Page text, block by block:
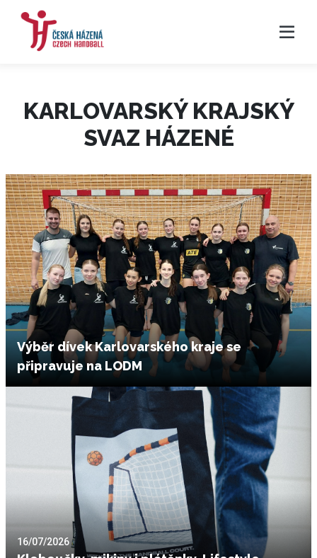
KARLOVARSKÝ KRAJSKÝ
SVAZ HÁZENÉ
Výběr dívek Karlovarského kraje se
připravuje na LODM
16/07/2026